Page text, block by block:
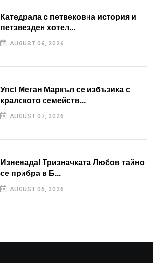
Катедрала с петвековна история и
петзвезден хотел...
AUGUST 06, 2026
Упс! Меган Маркъл се избъзика с
кралското семейств...
AUGUST 07, 2026
Изненада! Тризначката Любов тайно
се прибра в Б...
AUGUST 06, 2026